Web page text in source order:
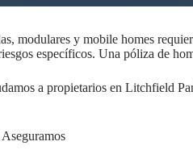
modulares y mobile homes
específicos. Una póliza de
a propietarios en Litchfield